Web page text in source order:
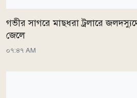
গভীর সাগরে মাছধরা ট্রলারে
জেলে
০৭:৪৭ AM